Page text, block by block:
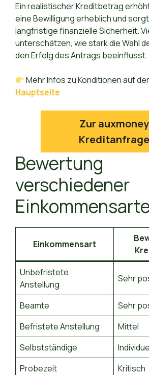
Ein realistischer Kreditbetrag
eine Bewilligung erheblich und
langfristige finanzielle Sicherheit.
unterschätzen, wie stark die Wahl
den Erfolg des Antrags beeinflusst.
Mehr Infos zu Konditionen auf der
Hauptseite
Zur auxmoney
Kreditanfrage
Bewertung
verschiedener
Einkommensart
Unbefristete
Anstellung
Sehr
Beamte
Sehr
Befristete Anstellung
Mittel
Selbstständige
Probezeit
Kritisch